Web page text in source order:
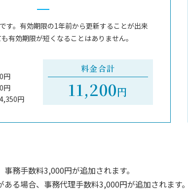
す。有効期限の1年前から更新することが出来
有効期限が短くなることはありません。
円
円
円
料金合計
11,200円
務手数料3,000円が追加されます。
る場合、事務代理手数料3,000円が追加されます。